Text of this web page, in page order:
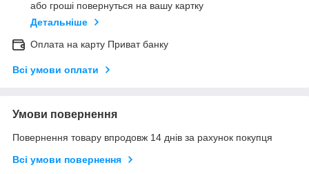
або гроші повернуться на вашу картку
Детальніше
Оплата на карту Приват банку
Всі умови оплати
Умови повернення
Повернення товару впродовж 14 днів за рахунок покупця
Всі умови повернення